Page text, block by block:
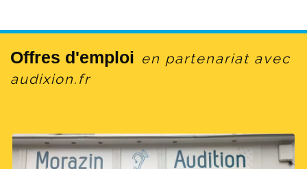
Offres d'emploi en partenariat avec
audixion.fr